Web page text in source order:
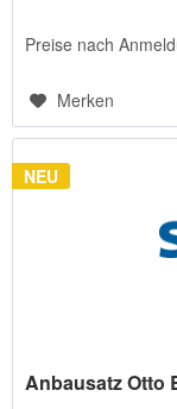
Preise nach
Merken
NEU
Anbausatz Otto